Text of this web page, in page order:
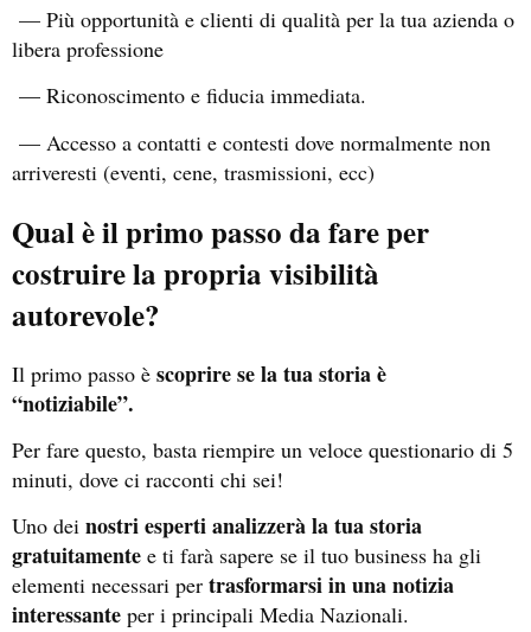
— Più opportunità e clienti di qualità per la tua azienda o
libera professione
— Riconoscimento e fiducia immediata.
— Accesso a contatti e contesti dove normalmente non
arriveresti (eventi, cene, trasmissioni, ecc)
Qual è il primo passo da fare per
costruire la propria visibilità
autorevole?
Il primo passo è scoprire se la tua storia è
“notiziabile”.
Per fare questo, basta riempire un veloce questionario di 5
minuti, dove ci racconti chi sei!
Uno dei nostri esperti analizzerà la tua storia
gratuitamente e ti farà sapere se il tuo business ha gli
elementi necessari per trasformarsi in una notizia
interessante per i principali Media Nazionali.